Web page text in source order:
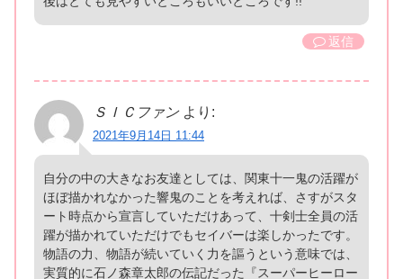
返信
ＳＩＣファン より:
2021年9月14日 11:44
自分の中の大きなお友達としては、関東十一鬼の活躍が
ほぼ描かれなかった響鬼のことを考えれば、さすがスタ
ート時点から宣言していただけあって、十剣士全員の活
躍が描かれていただけでもセイバーは楽しかったです。
物語の力、物語が続いていく力を謳うという意味では、
実質的に石ノ森章太郎の伝記だった『スーパーヒーロー